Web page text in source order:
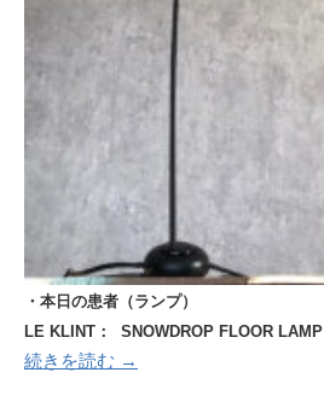
・本日の患者（ランプ）
LE KLINT： SNOWDROP FLOOR LAMP
続きを読む →